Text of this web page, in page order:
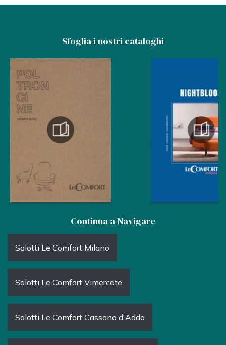
Sfoglia i nostri cataloghi
Continua a Navigare
Salotti Le Comfort Milano
Salotti Le Comfort Vimercate
Salotti Le Comfort Cassano d'Adda